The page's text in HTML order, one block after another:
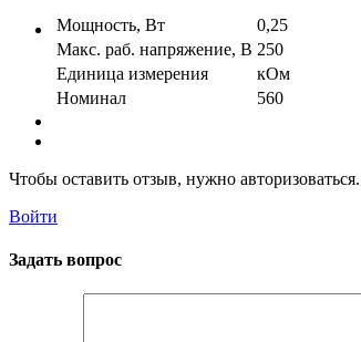
Мощность, Вт
0,25
Макс. раб. напряжение, В 250
Единица измерения
кОм
Номинал
560
Чтобы оставить отзыв, нужно
Войти
Задать вопрос